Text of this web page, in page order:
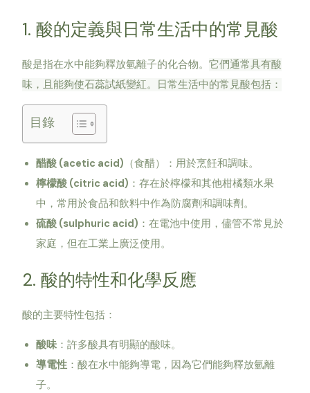
1. 酸的定義與日常生活中的常見酸
酸是指在水中能夠釋放氫離子的化合物。它們通常具有酸
味，且能夠使石蕊試紙變紅。日常生活中的常見酸包括：
目錄
醋酸 (acetic acid) （食醋）：用於烹飪和調味。
檸檬酸 (citric acid) ：存在於檸檬和其他柑橘類水果
中，常用於食品和飲料中作為防腐劑和調味劑。
硫酸 (sulphuric acid) ：在電池中使用，儘管不常見於
家庭，但在工業上廣泛使用。
2. 酸的特性和化學反應
酸的主要特性包括：
酸味 ：許多酸具有明顯的酸味。
導電性 ：酸在水中能夠導電，因為它們能夠釋放氫離
子。